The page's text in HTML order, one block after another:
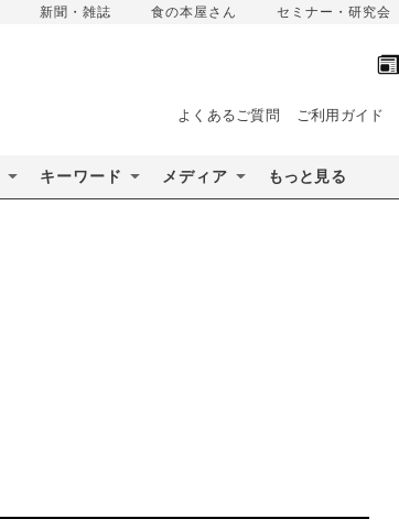
新聞・雑誌 食の本屋さん セミナー・研究会
よくあるご質問 ご利用ガイド
キーワード メディア もっと見る